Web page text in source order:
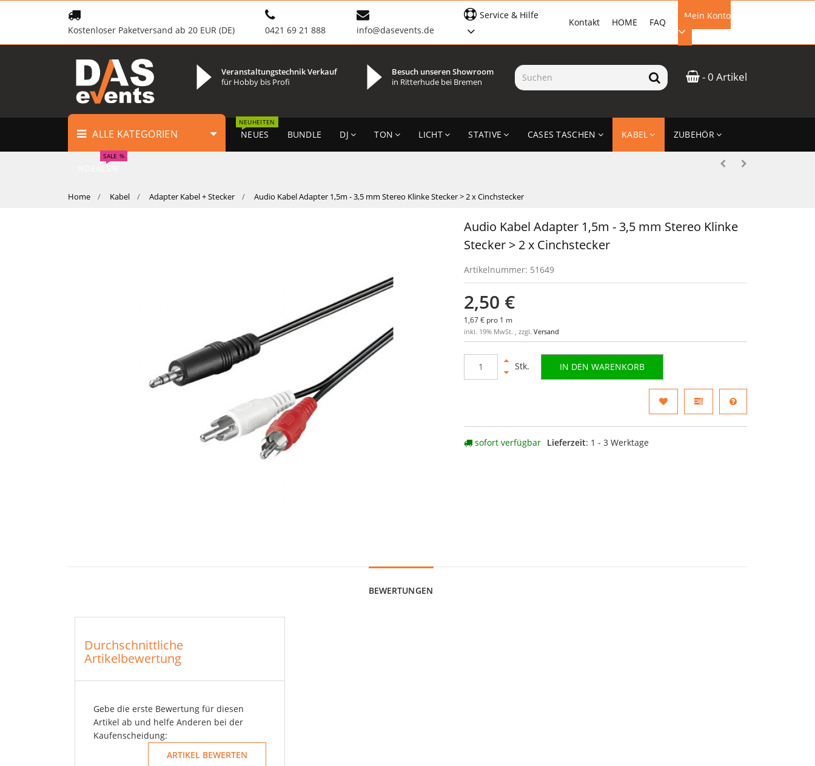
Kostenloser Paketversand ab 20 EUR (DE) 0421 69 21 888 info@dasevents.de
Mein Konto
EMAIL-ADRESSE
ANMELDEN
FAQ
HOME
Kontakt
Service & Hilfe
- 0 Artikel
Veranstaltungstechnik Verkauf
für Hobby bis Profi
Besuch unseren Showroom
in Ritterhude bei Bremen
ALLE KATEGORIEN NEUES
NEUHEITEN
BUNDLE DJ TON LICHT STATIVE CASES TASCHEN KABEL ZUBEHÖR
SALE %
Home Kabel Adapter Kabel + Stecker Audio Kabel Adapter 1,5m - 3,5 mm Stereo Klinke Stecker > 2 x Cinchstecker
Audio Kabel Adapter 1,5m - 3,5 mm Stereo Klinke
Stecker > 2 x Cinchstecker
Artikelnummer: 51649
2,50 €
1,67 € pro 1 m
inkl. 19% MwSt. , zzgl.Versand
Stk. IN DEN WARENKORB
sofort verfügbar Lieferzeit: 1 - 3 Werktage
BEWERTUNGEN
Durchschnittliche
Artikelbewertung
Gebe die erste Bewertung für diesen
Artikel ab und helfe Anderen bei der
Kaufenscheidung: